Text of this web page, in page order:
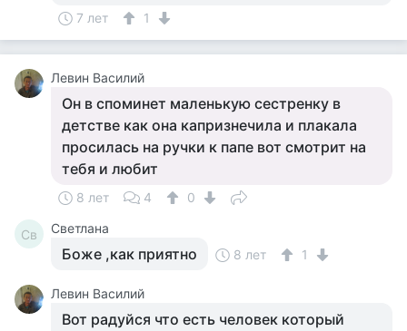
7 лет 1
Левин Василий
Он в споминет маленькую сестренку в
детстве как она капризнечила и плакала
просилась на ручки к папе вот смотрит на
тебя и любит
8 лет 4 0
Св Светлана
Боже ,как приятно 8 лет 1
Левин Василий
Вот радуйся что есть человек который